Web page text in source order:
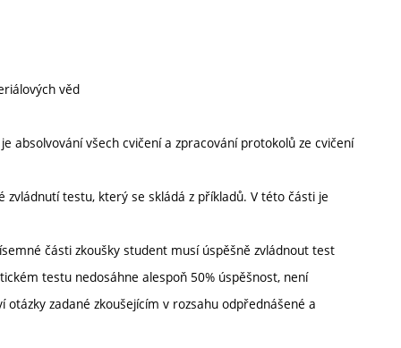
věd
absolvování všech cvičení a zpracování protokolů ze cvičení
zvládnutí testu, který se skládá z příkladů. V této části je
části zkoušky student musí úspěšně zvládnout test
testu nedosáhne alespoň 50% úspěšnost, není
zadané zkoušejícím v rozsahu odpřednášené a